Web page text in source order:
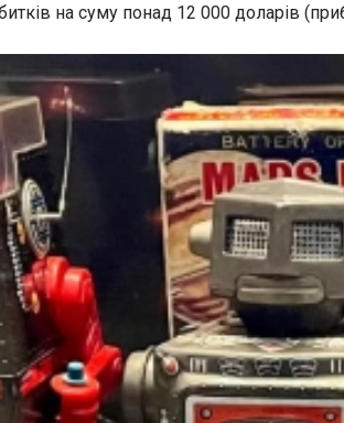
на суму понад 12 000 доларів